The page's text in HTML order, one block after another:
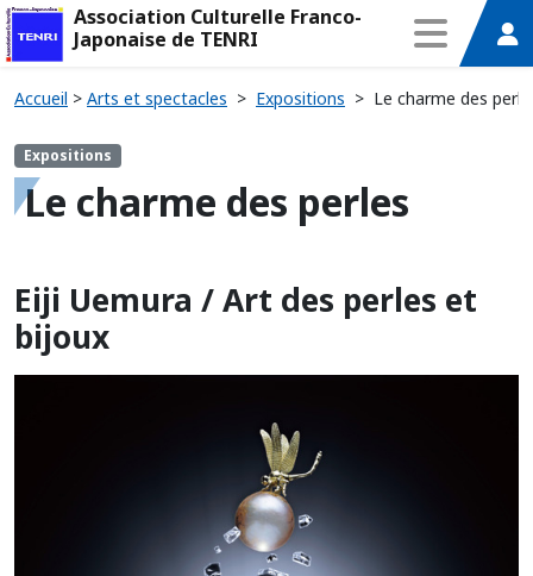
Association Culturelle Franco-
Japonaise de TENRI
Accueil > Arts et spectacles > Expositions > Le charme des
Expositions
Le charme des perles
Eiji Uemura / Art des perles et
bijoux